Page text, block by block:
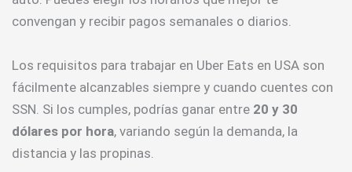
convengan y recibir pagos semanales o diarios.
Los requisitos para trabajar en Uber Eats en USA son
fácilmente alcanzables siempre y cuando cuentes con
SSN. Si los cumples, podrías ganar entre 20 y 30
dólares por hora, variando según la demanda, la
distancia y las propinas.